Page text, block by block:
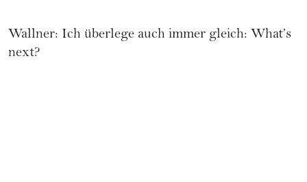
Wallner: Ich überlege auch immer gleich: What’s
next?